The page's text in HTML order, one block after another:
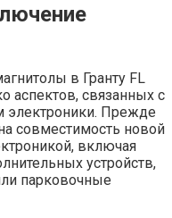
в Гранту FL
аспектов, связанных с
электроники. Прежде
совместимость новой
включая
устройств,
парковочные